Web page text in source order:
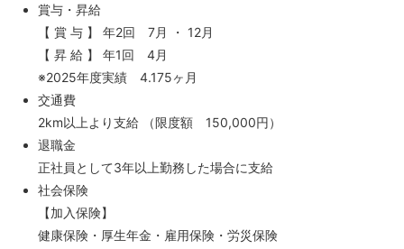
賞与・昇給
【 賞 与 】 年2回 7月 ・ 12月
【 昇 給 】 年1回 4月
※2025年度実績 4.175ヶ月
交通費
2km以上より支給 （限度額 150,000円）
退職金
正社員として3年以上勤務した場合に支給
社会保険
【加入保険】
健康保険・厚生年金・雇用保険・労災保険